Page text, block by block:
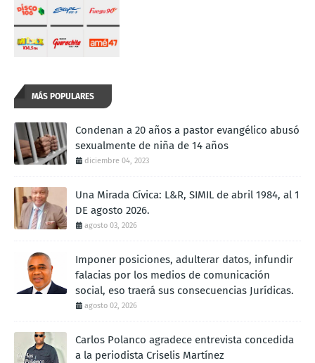
MÁS POPULARES
Condenan a 20 años a pastor evangélico abusó
sexualmente de niña de 14 años
diciembre 04, 2023
Una Mirada Cívica: L&R, SIMIL de abril 1984, al 1
DE agosto 2026.
agosto 03, 2026
Imponer posiciones, adulterar datos, infundir
falacias por los medios de comunicación
social, eso traerá sus consecuencias Jurídicas.
agosto 02, 2026
Carlos Polanco agradece entrevista concedida
a la periodista Criselis Martínez